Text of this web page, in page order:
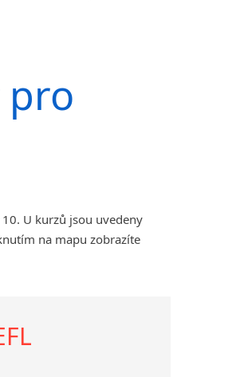
U kurzů jsou uvedeny
na mapu zobrazíte